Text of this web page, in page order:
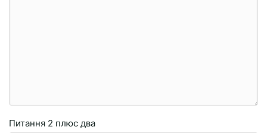
Питання 2 плюc двa